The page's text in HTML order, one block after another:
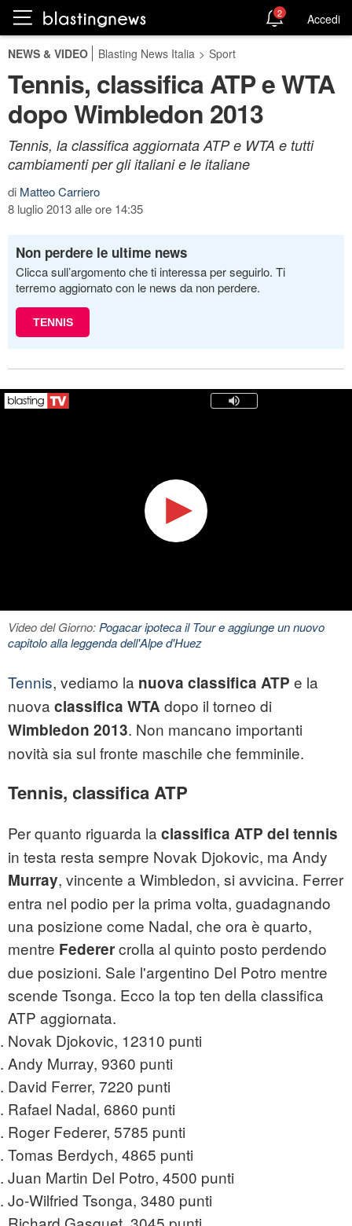
2 Accedi
NEWS & VIDEO Blasting News Italia > Sport
Tennis, classifica ATP e WTA
dopo Wimbledon 2013
Tennis, la classifica aggiornata ATP e WTA e tutti
cambiamenti per gli italiani e le italiane
di Matteo Carriero
8 luglio 2013 alle ore 14:35
Non perdere le ultime news
Clicca sull’argomento che ti interessa per seguirlo. Ti
terremo aggiornato con le news da non perdere.
TENNIS
Video del Giorno: Pogacar ipoteca il Tour e aggiunge un nuovo
capitolo alla leggenda dell'Alpe d'Huez
Tennis, vediamo la nuova classifica ATP e la
nuova classifica WTAdopo il torneo di
Wimbledon 2013. Non mancano importanti
novità sia sul fronte maschile che femminile.
Tennis, classifica ATP
Per quanto riguarda la classifica ATP del tennis
in testa resta sempre Novak Djokovic, ma Andy
Murray, vincente a Wimbledon, si avvicina. Ferrer
entra nel podio per la prima volta, guadagnando
una posizione come Nadal, che ora è quarto,
mentre Federercrolla al quinto posto perdendo
due posizioni. Sale l'argentino Del Potro mentre
scende Tsonga. Ecco la top ten della classifica
ATP aggiornata.
Novak Djokovic, 12310 punti
Andy Murray, 9360 punti
David Ferrer, 7220 punti
Rafael Nadal, 6860 punti
Roger Federer, 5785 punti
Tomas Berdych, 4865 punti
Juan Martin Del Potro, 4500 punti
Jo-Wilfried Tsonga, 3480 punti